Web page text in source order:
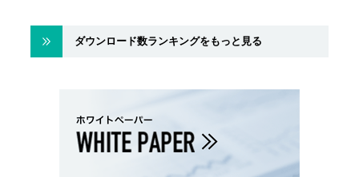
ダウンロード数ランキングをもっと見る